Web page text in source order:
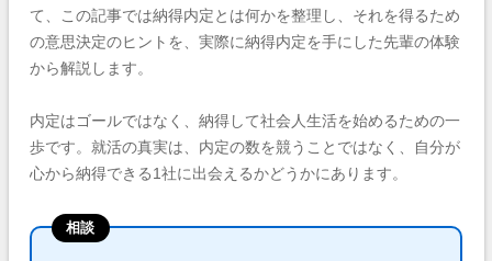
て、この記事では納得内定とは何かを整理し、それを得るため
の意思決定のヒントを、実際に納得内定を手にした先輩の体験
から解説します。
内定はゴールではなく、納得して社会人生活を始めるための一
歩です。就活の真実は、内定の数を競うことではなく、自分が
心から納得できる1社に出会えるかどうかにあります。
相談